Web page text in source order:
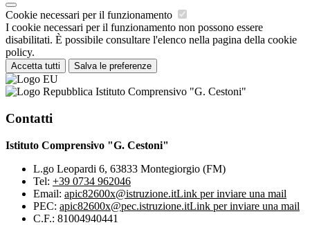
Cookie necessari per il funzionamento
I cookie necessari per il funzionamento non possono essere
disabilitati. È possibile consultare l'elenco nella pagina della cookie
policy.
Accetta tutti Salva le preferenze
Istituto Comprensivo "G. Cestoni"
Contatti
Istituto Comprensivo "G. Cestoni"
L.go Leopardi 6, 63833 Montegiorgio (FM)
Tel: +39 0734 962046
Email: apic82600x@istruzione.itLink per inviare una mail
PEC: apic82600x@pec.istruzione.itLink per inviare una mail
C.F.: 81004940441